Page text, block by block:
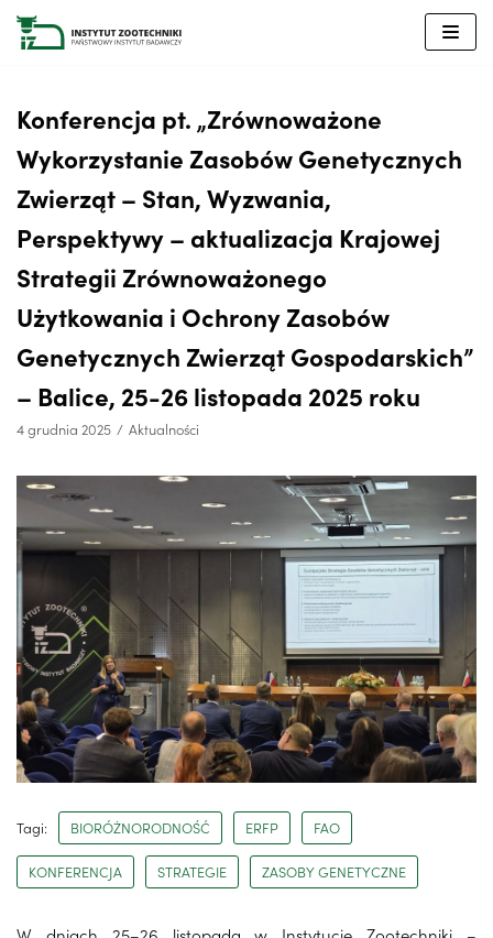
Przejdź
do
Konferencja pt. „Zrównoważone
Wykorzystanie Zasobów Genetycznych
Zwierząt – Stan, Wyzwania,
Perspektywy – aktualizacja Krajowej
Strategii Zrównoważonego
Użytkowania i Ochrony Zasobów
Genetycznych Zwierząt Gospodarskich”
– Balice, 25-26 listopada 2025 roku
4 grudnia 2025 Aktualności
Tagi: BIORÓŻNORODNOŚĆ ERFP FAO
KONFERENCJA STRATEGIE ZASOBY GENETYCZNE